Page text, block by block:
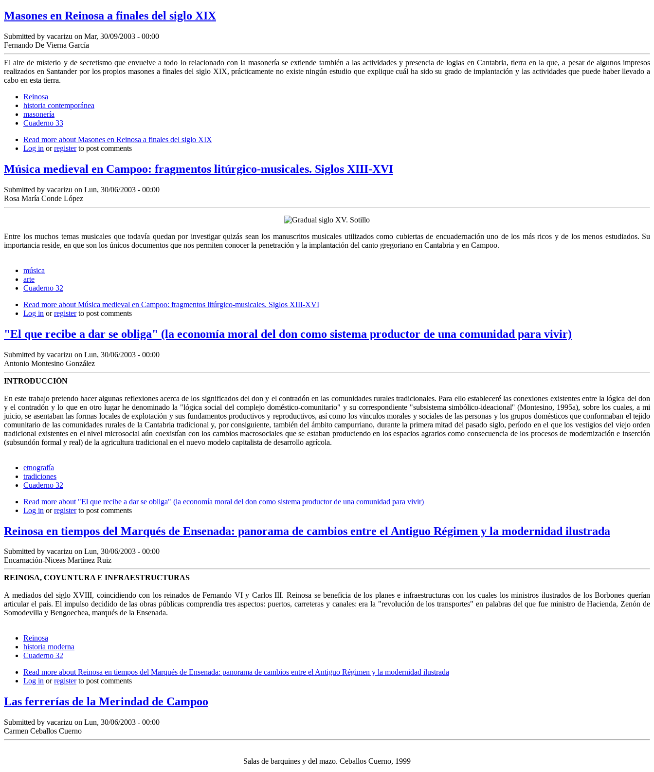
Masones en Reinosa a finales del siglo XIX
Submitted by vacarizu on Mar, 30/09/2003 - 00:00
Fernando De Vierna García
El aire de misterio y de secretismo que envuelve a todo lo relacionado con la masonería se extiende también a las actividades y presencia de logias en Cantabria, tierra en la que, a pesar de algunos impresos
realizados en Santander por los propios masones a finales del siglo XIX, prácticamente no existe ningún estudio que explique cuál ha sido su grado de implantación y las actividades que puede haber llevado a
cabo en esta tierra.
Reinosa
historia contemporánea
masonería
Cuaderno 33
Read more about Masones en Reinosa a finales del siglo XIX
Log in orregisterto post comments
Música medieval en Campoo: fragmentos litúrgico-musicales. Siglos XIII-XVI
Submitted by vacarizu on Lun, 30/06/2003 - 00:00
Rosa María Conde López
Entre los muchos temas musicales que todavía quedan por investigar quizás sean los manuscritos musicales utilizados como cubiertas de encuadernación uno de los más ricos y de los menos estudiados. Su
importancia reside, en que son los únicos documentos que nos permiten conocer la penetración y la implantación del canto gregoriano en Cantabria y en Campoo.
música
arte
Cuaderno 32
Read more about Música medieval en Campoo: fragmentos litúrgico-musicales. Siglos XIII-XVI
Log in orregisterto post comments
"El que recibe a dar se obliga" (la economía moral del don como sistema productor de una comunidad para vivir)
Submitted by vacarizu on Lun, 30/06/2003 - 00:00
Antonio Montesino González
INTRODUCCIÓN
En este trabajo pretendo hacer algunas reflexiones acerca de los significados del don y el contradón en las comunidades rurales tradicionales. Para ello estableceré las conexiones existentes entre la lógica del don
y el contradón y lo que en otro lugar he denominado la "lógica social del complejo doméstico-comunitario" y su correspondiente "subsistema simbólico-ideacional'' (Montesino, 1995a), sobre los cuales, a mi
juicio, se asentaban las formas locales de explotación y sus fundamentos productivos y reproductivos, así como los vínculos morales y sociales de las personas y los grupos domésticos que conformaban el tejido
comunitario de las comunidades rurales de la Cantabria tradicional y, por consiguiente, también del ámbito campurriano, durante la primera mitad del pasado siglo, período en el que los vestigios del viejo orden
tradicional existentes en el nivel microsocial aún coexistían con los cambios macrosociales que se estaban produciendo en los espacios agrarios como consecuencia de los procesos de modernización e inserción
(subsundón formal y real) de la agricultura tradicional en el nuevo modelo capitalista de desarrollo agrícola.
etnografía
tradiciones
Cuaderno 32
Read more about "El que recibe a dar se obliga" (la economía moral del don como sistema productor de una comunidad para vivir)
Log in orregisterto post comments
Reinosa en tiempos del Marqués de Ensenada: panorama de cambios entre el Antiguo Régimen y la modernidad ilustrada
Submitted by vacarizu on Lun, 30/06/2003 - 00:00
Encarnación-Niceas Martínez Ruiz
REINOSA, COYUNTURA E INFRAESTRUCTURAS
A mediados del siglo XVIII, coincidiendo con los reinados de Fernando VI y Carlos III. Reinosa se beneficia de los planes e infraestructuras con los cuales los ministros ilustrados de los Borbones querían
articular el país. El impulso decidido de las obras públicas comprendía tres aspectos: puertos, carreteras y canales: era la "revolución de los transportes" en palabras del que fue ministro de Hacienda, Zenón de
Somodevilla y Bengoechea, marqués de la Ensenada.
Reinosa
historia moderna
Cuaderno 32
Read more about Reinosa en tiempos del Marqués de Ensenada: panorama de cambios entre el Antiguo Régimen y la modernidad ilustrada
Log in orregisterto post comments
Las ferrerías de la Merindad de Campoo
Submitted by vacarizu on Lun, 30/06/2003 - 00:00
Carmen Ceballos Cuerno
Salas de barquines y del mazo. Ceballos Cuerno, 1999